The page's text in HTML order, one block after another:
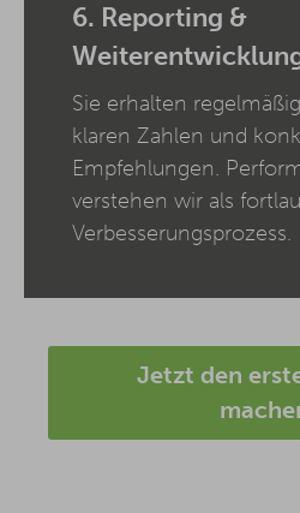
6. Reporting &
Sie erhalten
klaren Zahlen und
Empfehlungen.
verstehen wir als
Verbesserungsprozess.
Jetzt den